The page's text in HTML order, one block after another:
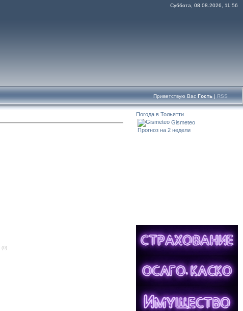
Суббота, 08.08.2026, 11:56
Приветствую Вас Гость | RSS
(0)
Погода в Тольятти
Gismeteo
Прогноз на 2 недели